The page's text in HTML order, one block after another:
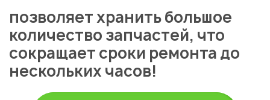
позволяет хранить большое
количество запчастей, что
сокращает сроки ремонта до
нескольких часов!
Укажите из какого вы